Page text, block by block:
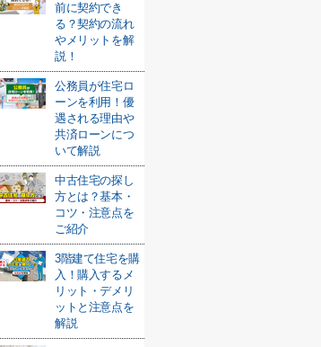
前に契約でき
る？契約の流れ
やメリットを解
説！
公務員が住宅ロ
ーンを利用！優
遇される理由や
共済ローンにつ
いて解説
中古住宅の探し
方とは？基本・
コツ・注意点を
ご紹介
3階建て住宅を購
入！購入するメ
リット・デメリ
ットと注意点を
解説